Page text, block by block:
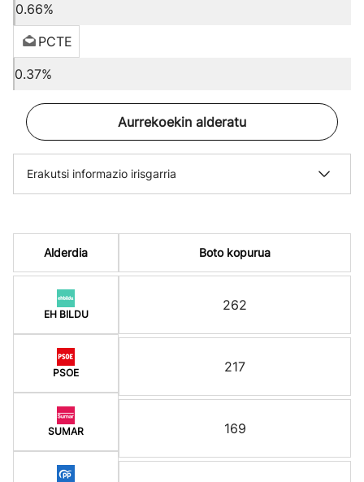
0.66%
PCTE
0.37%
Aurrekoekin alderatu
Erakutsi informazio irisgarria
Alderdia
EH BILDU
PSOE
SUMAR
Boto kopurua
262
217
169